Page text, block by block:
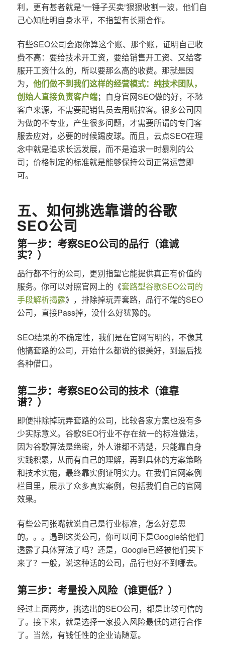
利，更有甚者就是“一锤子买卖”狠狠收割一波，他们自
己心知肚明自身水平，不指望有长期合作。
有些SEO公司会跟你算这个账、那个账，证明自己收
费不高：要给技术开工资，要给销售开工资、又给客
服开工资什么的，所以要那么高的收费。那就是因
为， 他们做不到我们这样的经营模式：纯技术团队，
创始人直接负责客户端；自身官网SEO做的好，不愁
客户来源，不需要配销售员去用嘴拉客。很多公司因
为做的不专业，产生很多问题，才需要所谓的专门客
服去应对，必要的时候踢皮球。而且，云点SEO在理
念中就是追求长远发展，而不是追求一时暴利的公
司；价格制定的标准就是能够保持公司正常运营即
可。
五、如何挑选靠谱的谷歌
SEO公司
第一步：考察SEO公司的品行（谁诚
实？）
品行都不行的公司，更别指望它能提供真正有价值的
服务。你可以对照官网上的《套路型谷歌SEO公司的
手段解析揭露》，排除掉玩弄套路，品行不端的SEO
公司，直接Pass掉，没什么好犹豫的。
SEO结果的不确定性，我们是在官网写明的，不像其
他搞套路的公司，开始什么都说的很美好，到最后找
各种借口。
第二步：考察SEO公司的技术（谁靠
谱？）
即便排除掉玩弄套路的公司，比较各家方案也没有多
少实际意义。谷歌SEO行业不存在统一的标准做法，
因为谷歌算法是绝密，外人谁都不清楚，只能靠自身
实践积累，从而有自己的理解，再到具体的方案策略
和技术实施，最终靠实例证明实力。在我们官网案例
栏目里，展示了众多真实案例，包括我们自己的官网
效果。
有些公司张嘴就说自己是行业标准，怎么好意思
的。。。遇到这类公司，你可以问下是Google给他们
透露了具体算法了吗？还是，Google已经被他们买下
来了？一般，说这种话的公司，品行也好不到哪去。
第三步：考量投入风险（谁更低？）
经过上面两步，挑选出的SEO公司，都是比较可信的
了。接下来，就是选择一家投入风险最低的进行合作
了。当然，有钱任性的企业请随意。